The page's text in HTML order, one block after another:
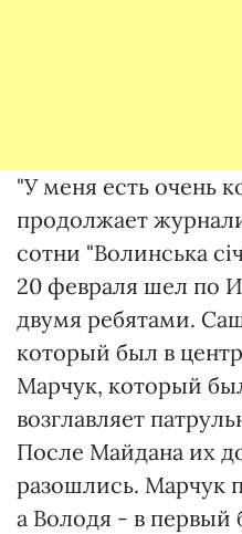
"У меня есть очень
продолжает
сотни "Волинська
20 февраля шел по
двумя ребятами.
который был в
Марчук, который
возглавляет
После Майдана их
разошлись. Марчук
а Володя - в первый